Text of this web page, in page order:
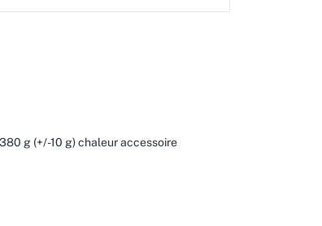
g (+/-10 g) chaleur accessoire